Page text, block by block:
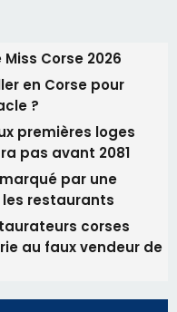
au faux vendeur de
et recevez par
et une sélection de